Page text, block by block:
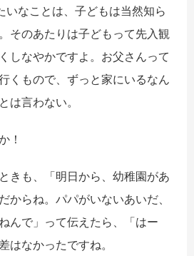
なことは、子どもは当然知ら
そのあたりは子どもって先入観
しなやかですよ。お父さんって
くもので、ずっと家にいるなん
言わない。
！
きも、「明日から、幼稚園があ
からね。パパがいないあいだ、
んで」って伝えたら、「はー
はなかったですね。